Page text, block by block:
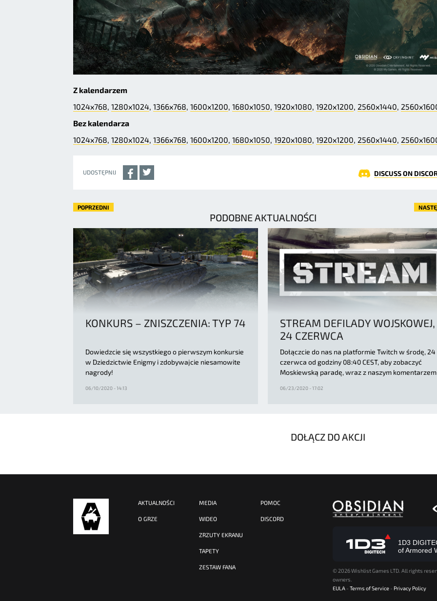
Z kalendarzem
1024x768, 1280x1024, 1366x768, 1600x1200, 1680x1050, 1920x1080, 1920x1200, 2560x1440,
Bez kalendarza
1024x768, 1280x1024, 1366x768, 1600x1200, 1680x1050, 1920x1080, 1920x1200, 2560x1440,
UDOSTĘPNIJ DISCUSS ON
POPRZEDNI
PODOBNE AKTUALNOŚCI
KONKURS – ZNISZCZENIA: TYP 74
Dowiedzcie się wszystkiego o pierwszym konkursie
w Dziedzictwie Enigmy i zdobywajcie niesamowite
nagrody!
06/10/2020 - 14:13
STREAM DEFILADY WOJSKOWEJ,
24 CZERWCA
Dołączcie do nas na platformie Twitch w środę, 24
czerwca od godziny 08:40 CEST, aby zobaczyć
Moskiewską paradę, wraz z naszym
06/23/2020 - 17:02
DOŁĄCZ DO AKCJI
AKTUALNOŚCI
O GRZE
MEDIA
WIDEO
ZRZUTY EKRANU
TAPETY
ZESTAW FANA
POMOC
DISCORD
1D3
of Armored
© 2026 Wishlist Games LTD. All rights
owners.
EULA - Terms of Service - Privacy Policy